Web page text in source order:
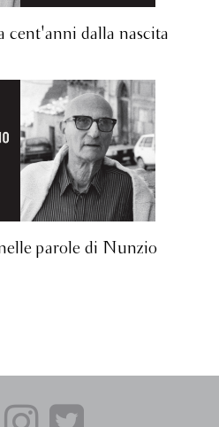
cent'anni dalla nascita
parole di Nunzio